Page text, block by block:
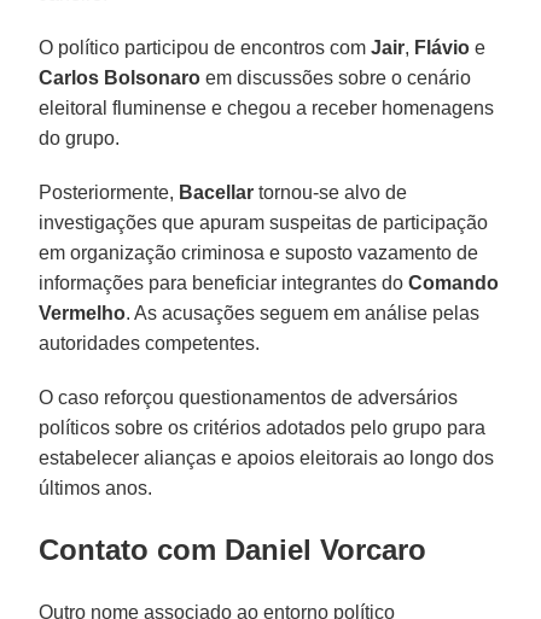
O político participou de encontros comJair, Flávio e
Carlos Bolsonaro em discussões sobre o cenário
eleitoral fluminense e chegou a receber homenagens
do grupo.
Posteriormente, Bacellar tornou-se alvo de
investigações que apuram suspeitas de participação
em organização criminosa e suposto vazamento de
informações para beneficiar integrantes doComando
Vermelho. As acusações seguem em análise pelas
autoridades competentes.
O caso reforçou questionamentos de adversários
políticos sobre os critérios adotados pelo grupo para
estabelecer alianças e apoios eleitorais ao longo dos
últimos anos.
Contato com Daniel Vorcaro
Outro nome associado ao entorno político